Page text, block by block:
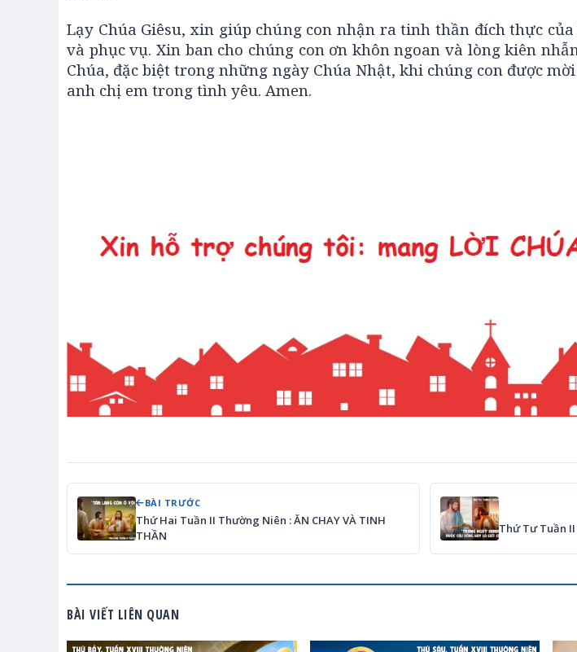
Lạy Chúa Giêsu, xin giúp chúng con nhận ra tinh thần đích thực
và phục vụ. Xin ban cho chúng con ơn khôn ngoan và lòng kiên
Chúa, đặc biệt trong những ngày Chúa Nhật, khi chúng con được
anh chị em trong tình yêu. Amen.
BÀI TRƯỚC
Thứ Hai Tuần II Thường Niên : ĂN CHAY VÀ TINH
THẦN
Thứ Tư Tuần
BÀI VIẾT LIÊN QUAN